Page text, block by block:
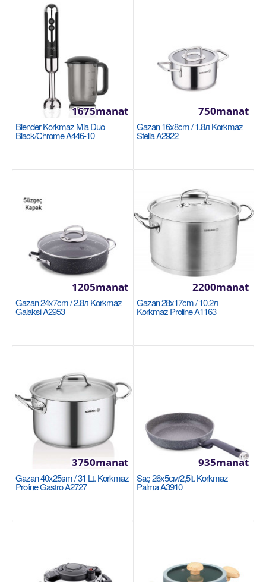
сталь Основание суперкапсулы, обеспечивающее
одн..
1265manat
+
+Halananlara goş
Gazan 28x7.5cm / 4л Korkmaz Ornella Sera
Vanilla A3976
Размеры: 28х7.5 см. Внутренний объем: 4 литра.
1590manat
Sebede Goş
Garşylaşdyrmaga goş
Halananlara goş
Blender Korkmaz Mia Duo
Black/Chrome A446-10
1675manat
Gazan 16x8cm / 1.8л Korkmaz
Stella A2922
750manat
Gazan 24x7cm / 2.8л Korkmaz
Galaksi A2953
1205manat
Gazan 28x17cm / 10.2л
Korkmaz Proline A1163
2200manat
Gazan 40x25sm / 31 Lt. Korkmaz
Proline Gastro A2727
3750manat
Saç 26x5см/2,5lt. Korkmaz
Palma A3910
935manat